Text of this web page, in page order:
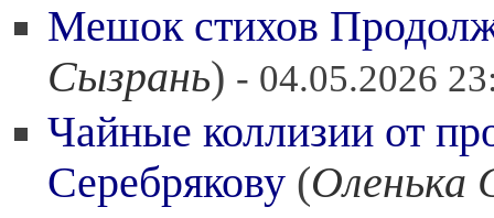
Мешок стихов
Сызрань) - 04.05.2026
Чайные коллизии от
Серебрякову (Оленька